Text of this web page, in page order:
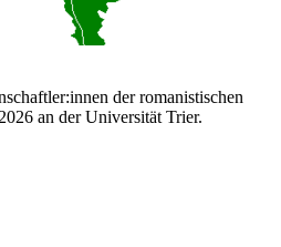
der romanistischen
an der Universität Trier.